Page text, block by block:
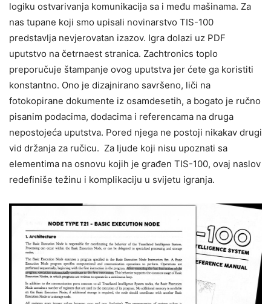
logiku ostvarivanja komunikacija sa i među mašinama. Za
nas tupane koji smo upisali novinarstvo TIS-100
predstavlja nevjerovatan izazov. Igra dolazi uz PDF
uputstvo na četrnaest stranica. Zachtronics toplo
preporučuje štampanje ovog uputstva jer ćete ga koristiti
konstantno. Ono je dizajnirano savršeno, liči na
fotokopirane dokumente iz osamdesetih, a bogato je ručno
pisanim podacima, dodacima i referencama na druga
nepostojeća uputstva. Pored njega ne postoji nikakav drugi
vid držanja za ručicu. Za ljude koji nisu upoznati sa
elementima na osnovu kojih je građen TIS-100, ovaj naslov
redefiniše težinu i komplikaciju u svijetu igranja.